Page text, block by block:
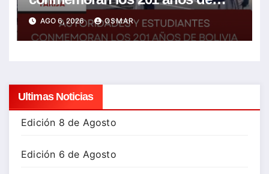
Bolivia con la esperanza de un
mejor futuro
AGO 6, 2026 OSMAR
Ultimas Noticias
Edición 8 de Agosto
Edición 6 de Agosto